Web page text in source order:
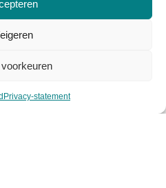
Privacy-statement